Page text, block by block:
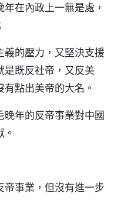
在內政上一無是處，
義的壓力，又堅決支援
是既反社帝，又反美
點出美帝的大名。
晚年的反帝事業對中國
帝事業，但沒有進一步